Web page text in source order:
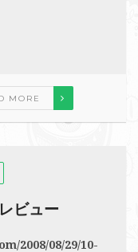
MORE
ビュー
2008/08/29/10-